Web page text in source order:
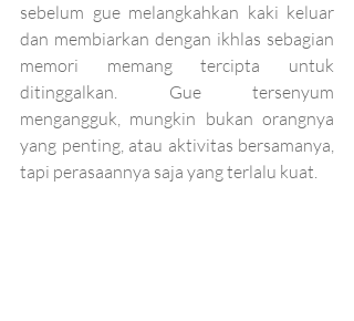
sebelum gue melangkahkan kaki keluar
dan membiarkan dengan ikhlas sebagian
memori memang tercipta untuk
ditinggalkan. Gue tersenyum
mengangguk, mungkin bukan orangnya
yang penting, atau aktivitas bersamanya,
tapi perasaannya saja yang terlalu kuat.